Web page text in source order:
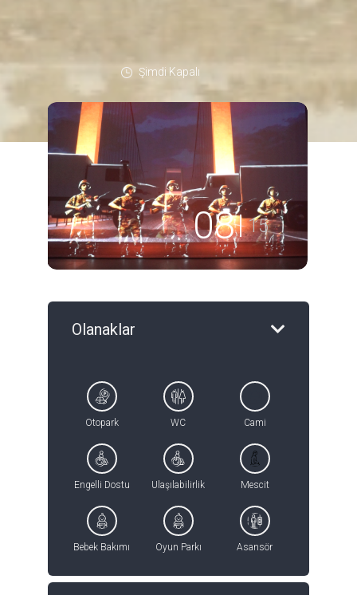
Şimdi Kapalı
08 15
Olanaklar
Otopark WC Cami
Engelli Dostu Ulaşılabilirlik Mescit
Bebek Bakımı Oyun Parkı Asansör